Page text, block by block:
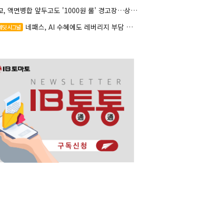
대교, 액면병합 앞두고도 '1000원 룰' 경고장…상장유지 시험대
딧 시그널 네패스, AI 수혜에도 레버리지 부담 여전